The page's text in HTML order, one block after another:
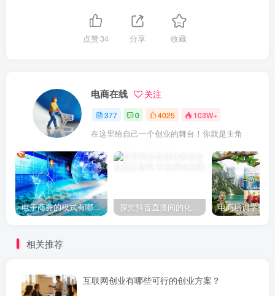
点赞34 分享 收藏
电商在线 关注
377 0 4025 103W+
在这里给自己一个创业的舞台！你就是主角
电子商务的模式有哪些？5种电商的商业模式 探究抖音直播间的化妆品是正品吗
相关推荐
互联网创业有哪些可行的创业方案？